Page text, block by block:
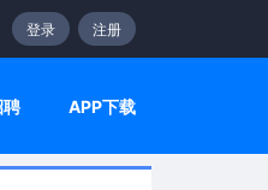
登录 注册
聘 APP下载